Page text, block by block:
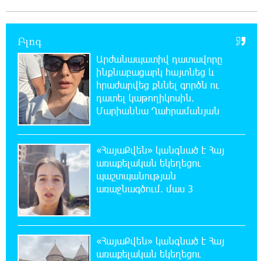
21:03:44 7-08-2026
Կաթողիկոսի նկատմամբ իրականացվող
բռնադատավարությունը միահեծան
իշխանության հետևանք է. Հանրային Դաշինք
Մեր երկրում իշխանության և ընդդիմության
անվերջանալի պայքարում տուժում է միայն
ու միայն ՀՀ քաղաքացին. Աննա Կոստանյան
20:49:35 7-08-2026
Փրկարարները հայտանաբերել են մոլորված
զբոսաշրջիկներին
20:39:24 7-08-2026
Բլոգ
Արժանապատիվ դատավորը
ինքնաբացարկ հայտնեց և
հրաժարվեց քննել գործն ու
դատել կաթողիկոսին.
Մարիաննա Ղահրամանյան
«ՀայաՔվեն» կանգնած է Հայ
առաքելական եկեղեցու
պաշտպանության
առաջնագծում. մաս 3
«ՀայաՔվեն» կանգնած է Հայ
առաքելական եկեղեցու